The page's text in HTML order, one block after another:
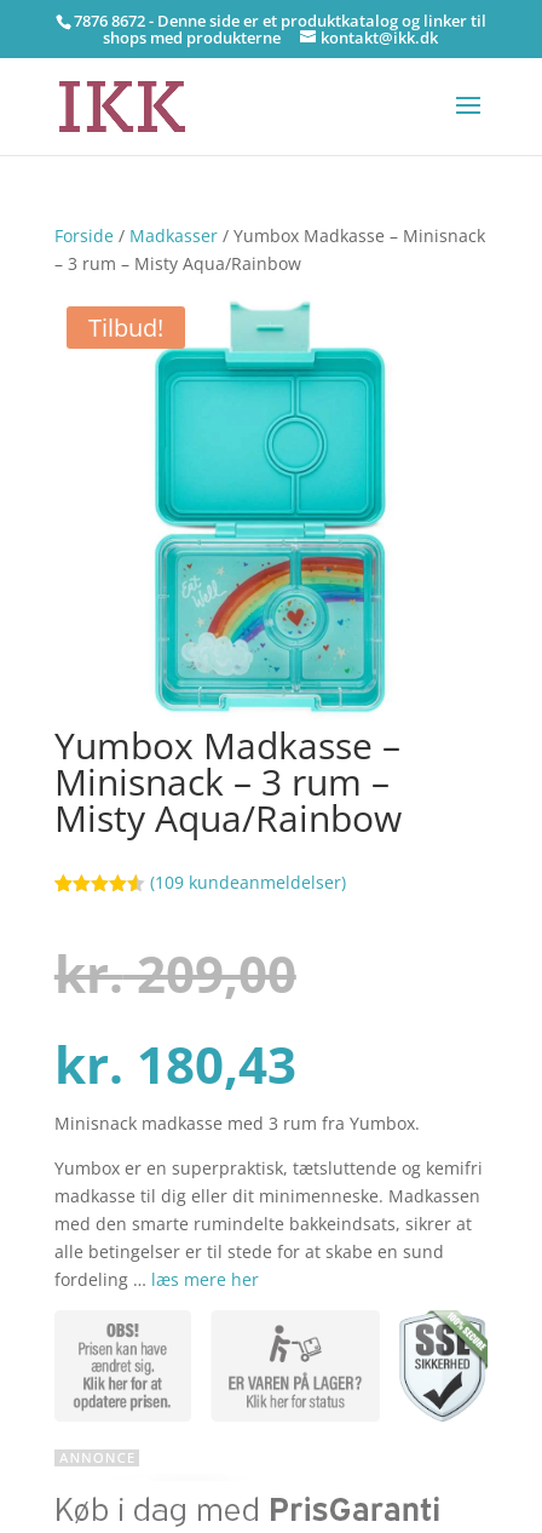
7876 8672 - Denne side er et produktkatalog og linker til
shops med produkterne kontakt@ikk.dk
Forside/ Madkasser/ Yumbox Madkasse – Minisnack
– 3 rum – Misty Aqua/Rainbow
Tilbud!
Yumbox Madkasse –
Minisnack – 3 rum –
Misty Aqua/Rainbow
baseret
på
kundebedø
(109 kundeanmeldelser)
kr.209,00
pris
var:
kr.
kr. 180,43Den
aktuelle
pris
er:
kr.
Minisnack madkasse med 3 rum fra Yumbox.
Yumbox er en superpraktisk, tætsluttende og kemifri
madkasse til dig eller dit minimenneske. Madkassen
med den smarte rumindelte bakkeindsats, sikrer at
alle betingelser er til stede for at skabe en sund
fordeling … læs mere her